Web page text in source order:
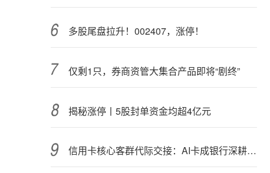
多股尾盘拉升！002407，涨停！
仅剩1只，券商资管大集合产品即将“剧终”
揭秘涨停丨5股封单资金均超4亿元
信用卡核心客群代际交接：AI卡成银行深耕“新世代”首块试验田